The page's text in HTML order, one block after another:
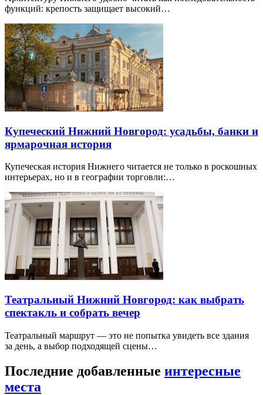
функций: крепость защищает высокий…
Купеческий Нижний Новгород: усадьбы, банки и
ярмарочная история
Купеческая история Нижнего читается не только в роскошных
интерьерах, но и в географии торговли:…
Театральный Нижний Новгород: как выбрать
спектакль и собрать вечер
Театральный маршрут — это не попытка увидеть все здания
за день, а выбор подходящей сцены…
Последние добавленные интересные
места